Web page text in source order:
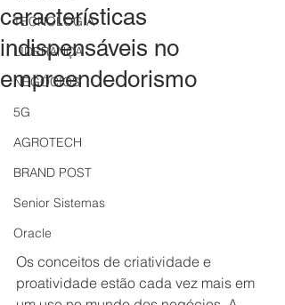
TECNOLOGIA
LIDERANÇA
NEGÓCIOS
5G
AGROTECH
BRAND POST
Senior Sistemas
Oracle
características
indispensáveis no
empreendedorismo
Os conceitos de criatividade e
proatividade estão cada vez mais em